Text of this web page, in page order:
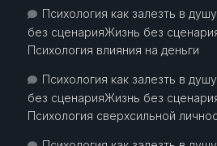
Психология как залезть в
без сценарияЖизнь без
Психология влияния на деньги
Психология как залезть в
без сценарияЖизнь без
Психология сверхсильной